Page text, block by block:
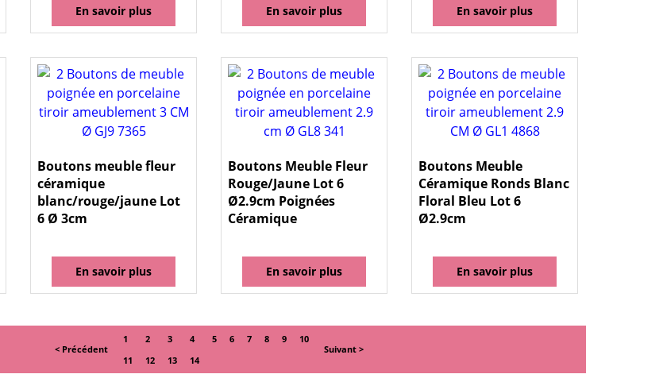
En savoir plus En savoir plus En savoir plus
Boutons meuble fleur
céramique
blanc/rouge/jaune Lot
6 Ø 3cm
En savoir plus
Boutons Meuble Fleur
Rouge/Jaune Lot 6
Ø2.9cm Poignées
Céramique
En savoir plus
Boutons Meuble
Céramique Ronds Blanc
Floral Bleu Lot 6
Ø2.9cm
En savoir plus
< Précédent
1 2 3 4 5 6 7 8 9
10
11
12 13 14
Suivant >